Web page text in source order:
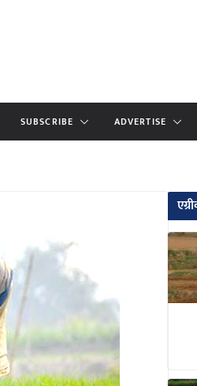
SUBSCRIBE ADVERTISE